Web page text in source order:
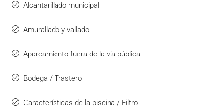
Alcantarillado municipal
Amurallado y vallado
Aparcamiento fuera de la vía pública
Bodega / Trastero
Características de la piscina / Filtro